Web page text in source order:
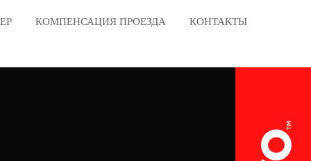
КОМПЕНСАЦИЯ ПРОЕЗДА КОНТАКТЫ